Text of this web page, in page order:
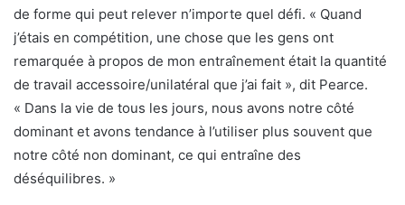
de forme qui peut relever n’importe quel défi. « Quand
j’étais en compétition, une chose que les gens ont
remarquée à propos de mon entraînement était la quantité
de travail accessoire/unilatéral que j’ai fait », dit Pearce.
« Dans la vie de tous les jours, nous avons notre côté
dominant et avons tendance à l’utiliser plus souvent que
notre côté non dominant, ce qui entraîne des
déséquilibres. »